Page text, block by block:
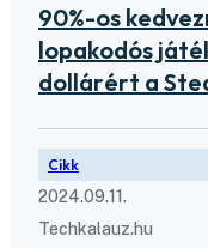
90%-os
lopakodós
dollárért a
Cikk
2024.09.11.
Techkalauz.hu